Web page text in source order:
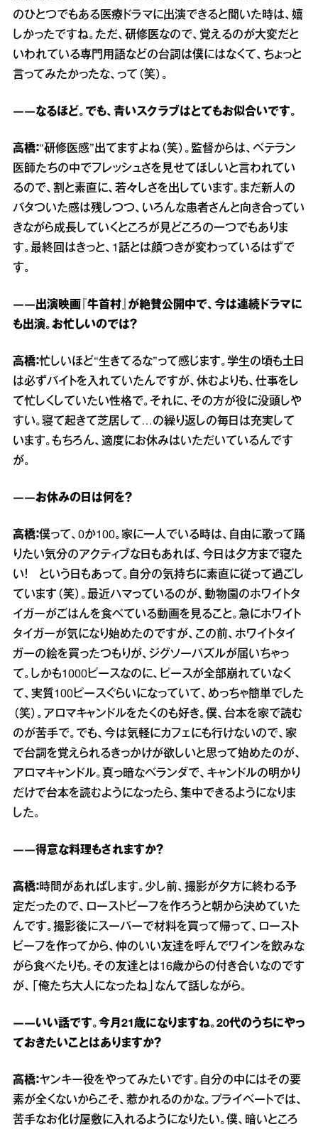
のひとつでもある医療ドラマに出演できると聞いた時は、嬉
しかったですね。ただ、研修医なので、覚えるのが大変だと
いわれている専門用語などの台詞は僕にはなくて、ちょっと
言ってみたかったな、って（笑）。
――なるほど。でも、青いスクラブはとてもお似合いです。
高橋：“研修医感”出てますよね（笑）。監督からは、ベテラン
医師たちの中でフレッシュさを見せてほしいと言われてい
るので、割と素直に、若々しさを出しています。まだ新人の
バタついた感は残しつつ、いろんな患者さんと向き合ってい
きながら成長していくところが見どころの一つでもありま
す。最終回はきっと、1話とは顔つきが変わっているはずで
す。
――出演映画『牛首村』が絶賛公開中で、今は連続ドラマに
も出演。お忙しいのでは？
高橋：忙しいほど“生きてるな”って感じます。学生の頃も土日
は必ずバイトを入れていたんですが、休むよりも、仕事をし
て忙しくしていたい性格で。それに、その方が役に没頭しや
すい。寝て起きて芝居して…の繰り返しの毎日は充実して
います。もちろん、適度にお休みはいただいているんです
が。
――お休みの日は何を？
高橋：僕って、0か100。家に一人でいる時は、自由に歌って踊
りたい気分のアクティブな日もあれば、今日は夕方まで寝た
い！ という日もあって。自分の気持ちに素直に従って過ごし
ています（笑）。最近ハマっているのが、動物園のホワイトタ
イガーがごはんを食べている動画を見ること。急にホワイト
タイガーが気になり始めたのですが、この前、ホワイトタイ
ガーの絵を買ったつもりが、ジグソーパズルが届いちゃっ
て。しかも1000ピースなのに、ピースが全部崩れていなく
て、実質100ピースぐらいになっていて、めっちゃ簡単でした
（笑）。アロマキャンドルをたくのも好き。僕、台本を家で読む
のが苦手で。でも、今は気軽にカフェにも行けないので、家
で台詞を覚えられるきっかけが欲しいと思って始めたのが、
アロマキャンドル。真っ暗なベランダで、キャンドルの明かり
だけで台本を読むようになったら、集中できるようになりま
した。
――得意な料理もされますか？
高橋：時間があればします。少し前、撮影が夕方に終わる予
定だったので、ローストビーフを作ろうと朝から決めていた
んです。撮影後にスーパーで材料を買って帰って、ロースト
ビーフを作ってから、仲のいい友達を呼んでワインを飲みな
がら食べたりも。その友達とは16歳からの付き合いなのです
が、「俺たち大人になったね」なんて話しながら。
――いい話です。今月21歳になりますね。20代のうちにやっ
ておきたいことはありますか？
高橋：ヤンキー役をやってみたいです。自分の中にはその要
素が全くないからこそ、惹かれるのかな。プライベートでは、
苦手なお化け屋敷に入れるようになりたい。僕、暗いところ